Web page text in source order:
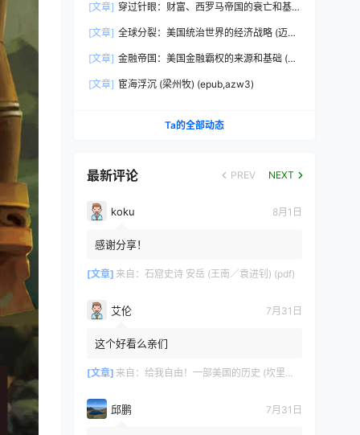
[文章] 穿过针眼：财富、西罗马帝国的衰亡和基
(epub,azw3,pdf)
[文章] 全球分裂：美国统治世界的经济战略 (迈克
[文章] 金融帝国：美国金融霸权的来源和基础 (迈
[文章] 宦海浮沉 (梁州牧) (epub,azw3)
Ta的全部动态
最新评论 PREV NEXT
koku 8月1日
感谢分享！
[文章] 来自： 石窟史诗 安岳 (王南／袁进钊) (pdf)
艾伦 7月31日
这个好看么亲们
[文章] 来自： 给我自由！一部美国的历史 (坎里克·方纳／埃里克·方纳) (mobi+azw3+epub)
邱鹏 7月31日